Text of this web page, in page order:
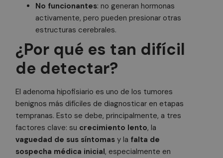
No funcionantes: no generan hormonas
activamente, pero pueden presionar otras
estructuras cerebrales.
¿Por qué es tan difícil
de detectar?
El adenoma hipofisiario es uno de los tumores
benignos más difíciles de diagnosticar en etapas
tempranas. Esto se debe, principalmente, a tres
factores clave: su crecimiento lento, la
vaguedad de sus síntomas y la falta de
sospecha médica inicial, especialmente en